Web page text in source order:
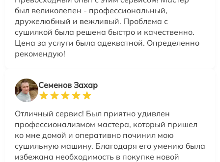
был великолепен - профессиональный,
дружелюбный и вежливый. Проблема с
сушилкой была решена быстро и качественно.
Цена за услуги была адекватной. Определенно
рекомендую!
Семенов Захар
Отличный сервис! Был приятно удивлен
профессионализмом мастера, который пришел
ко мне домой и оперативно починил мою
сушильную машину. Благодаря его умению была
избежана необходимость в покупке новой